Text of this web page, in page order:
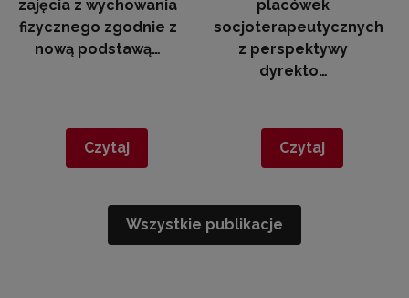
zajęcia z wychowania
fizycznego zgodnie z
nową podstawą…
Czytaj
placówek
socjoterapeutycznych
z perspektywy
dyrekto…
Czytaj
Wszystkie publikacje